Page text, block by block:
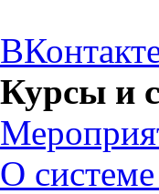
Курсы и
О